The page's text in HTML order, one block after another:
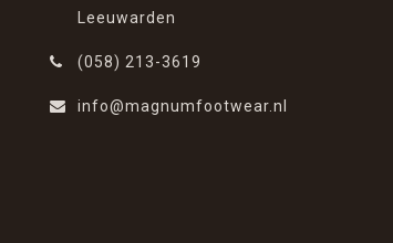
Leeuwarden
(058) 213-3619
info@magnumfootwear.nl